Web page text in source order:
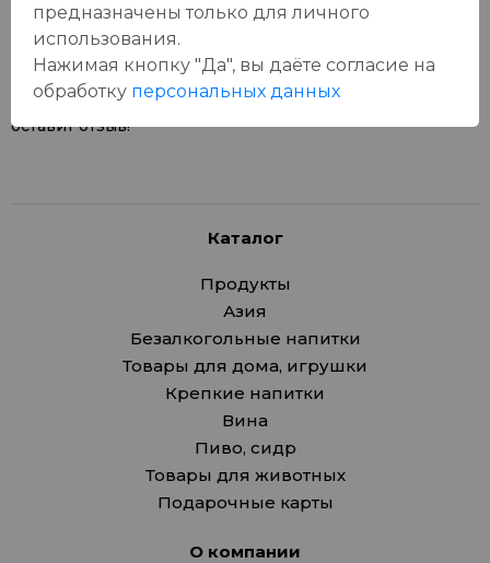
У данного товара еще нет отзывов, будьте первым, кто
оставит отзыв!
Каталог
Продукты
Азия
Безалкогольные напитки
Товары для дома, игрушки
Крепкие напитки
Вина
Пиво, сидр
Товары для животных
Подарочные карты
О компании
предназначены только для личного
использования.
Нажимая кнопку "Да", вы даёте cогласие на
обработку персональных данных